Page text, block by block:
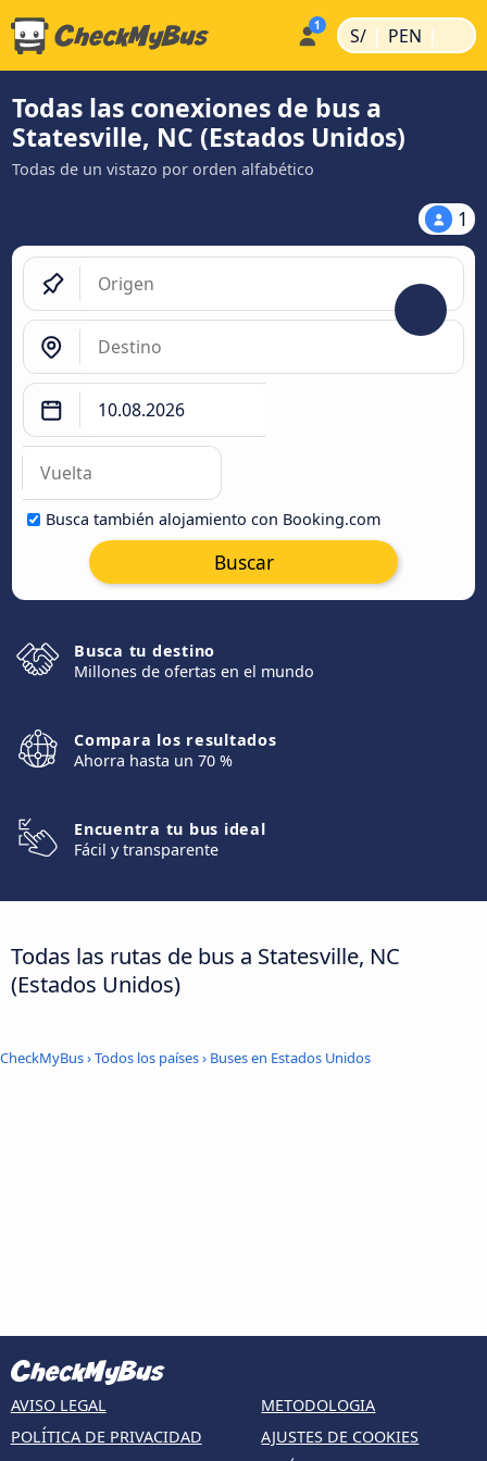
S/ | PEN |
Todas las conexiones de bus a
Statesville, NC (Estados Unidos)
Todas de un vistazo por orden alfabético
1
Busca también alojamiento con Booking.com
Buscar
Busca tu destino
Millones de ofertas en el mundo
Compara los resultados
Ahorra hasta un 70 %
Encuentra tu bus ideal
Fácil y transparente
Todas las rutas de bus a Statesville, NC
(Estados Unidos)
CheckMyBus›Todos los países› Buses en Estados Unidos
AVISO LEGAL
POLÍTICA DE PRIVACIDAD
METODOLOGIA
AJUSTES DE COOKIES